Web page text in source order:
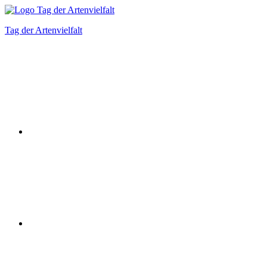
Zum
springen
Tag der Artenvielfalt